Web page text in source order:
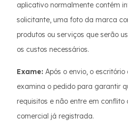
aplicativo normalmente contém
solicitante, uma foto da marca
produtos ou serviços que serão
os custos necessários.
Exame: Após o envio, o
examina o pedido para garantir
requisitos e não entre em
comercial já registrada.